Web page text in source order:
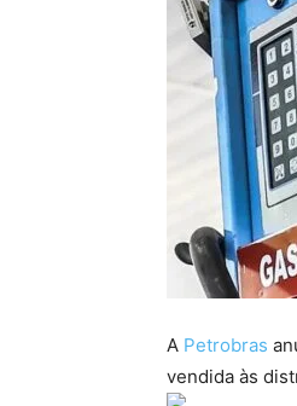
A Petrobras
vendida às